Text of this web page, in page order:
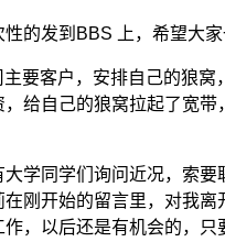
的发到BBS 上，希望大家
要客户，安排自己的狼
给自己的狼窝拉起了宽
学同学们询问近况，索
开始的留言里，对我
，以后还是有机会的，